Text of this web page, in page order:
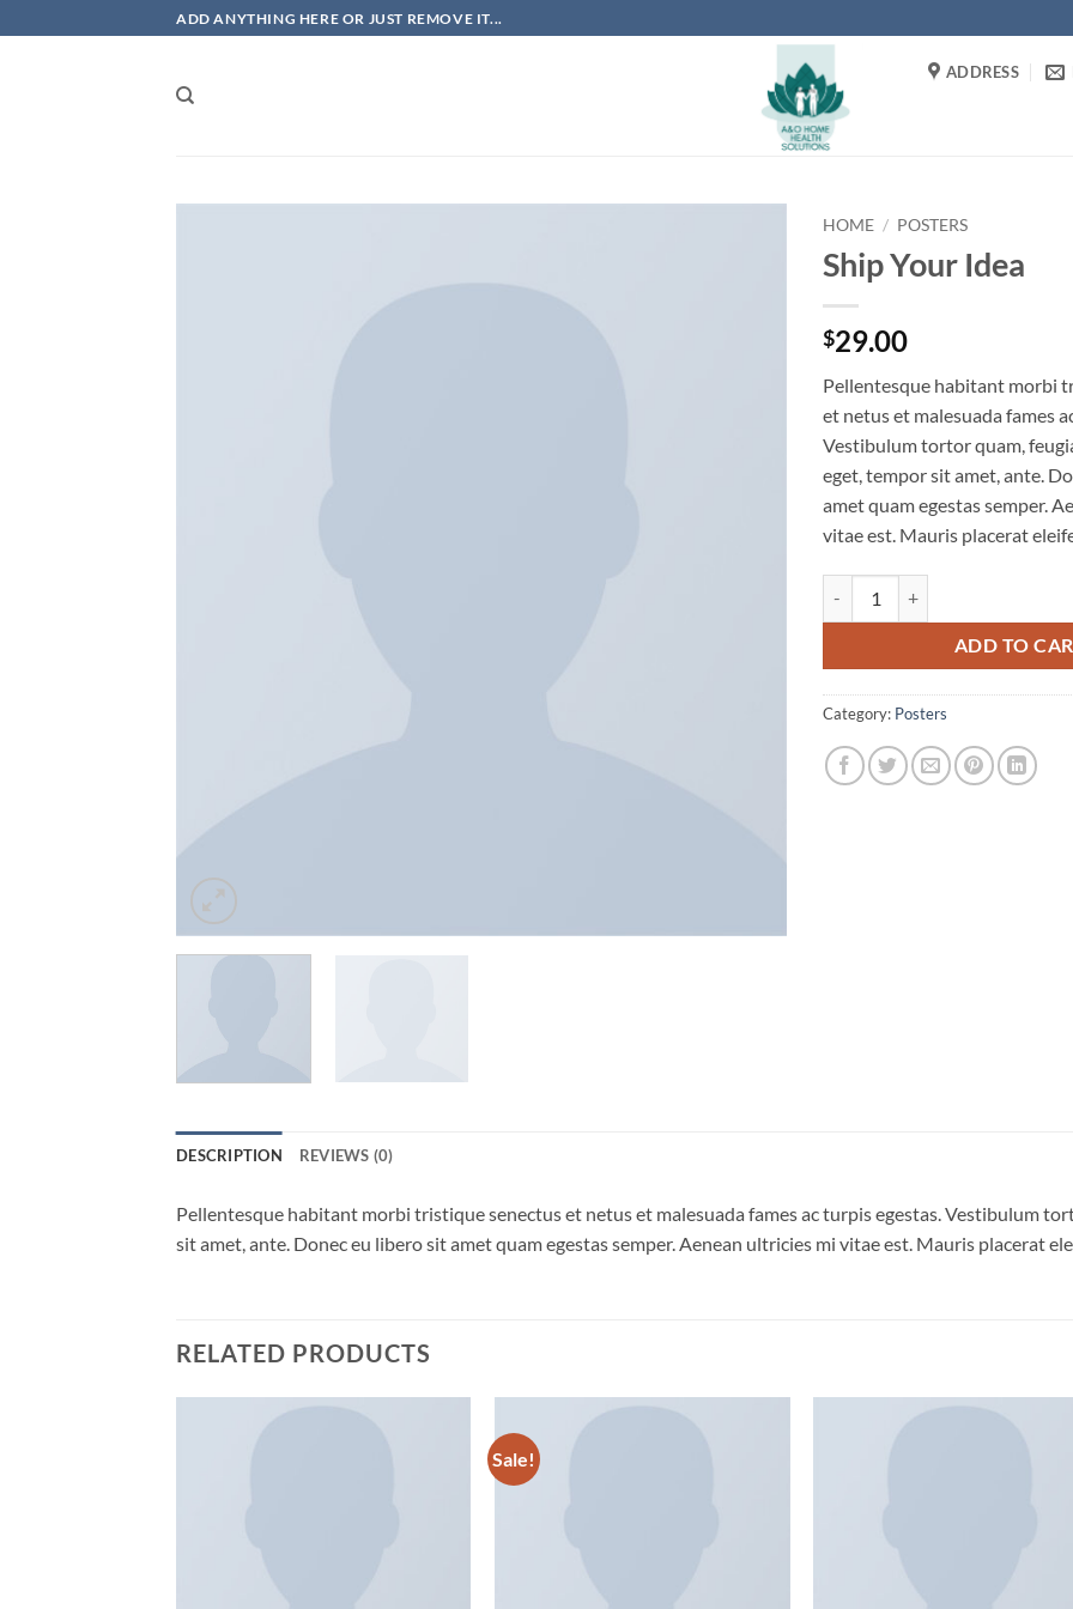
to
ADD ANYTHING HERE OR JUST REMOVE IT...
ADDRESS
HOME / POSTERS
Ship Your Idea
$29.00
Pellentesque habitant morbi
et netus et malesuada fames
Vestibulum tortor quam,
eget, tempor sit amet, ante.
amet quam egestas semper.
vitae est. Mauris placerat
ADD TO
Category: Posters
DESCRIPTION REVIEWS (0)
Pellentesque habitant morbi tristique senectus et netus et malesuada fames ac turpis egestas. Vestibulum
sit amet, ante. Donec eu libero sit amet quam egestas semper. Aenean ultricies mi vitae est. Mauris placerat
RELATED PRODUCTS
Sale!